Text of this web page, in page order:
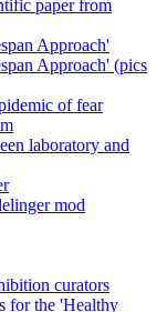
paper from
Approach'
Approach' (pics
of fear
laboratory and
mod
curators
for the 'Healthy